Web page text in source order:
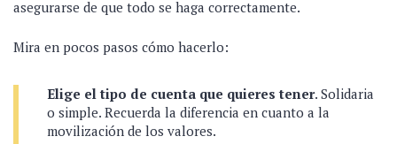
asegurarse de que todo se haga correctamente.
Mira en pocos pasos cómo hacerlo:
Elige el tipo de cuenta que quieres tener. Solidaria
o simple. Recuerda la diferencia en cuanto a la
movilización de los valores.